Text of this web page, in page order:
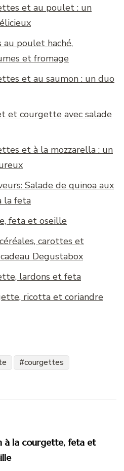
et au poulet : un
au poulet haché,
et fromage
et au saumon : un duo
et courgette avec salade
et à la mozzarella : un
Salade de quinoa aux
la feta
feta et oseille
carottes et
Degustabox
lardons et feta
ricotta et coriandre
courgettes
à la courgette, feta et